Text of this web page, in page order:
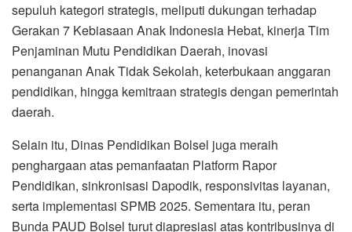
sepuluh kategori strategis, meliputi dukungan terhadap
Gerakan 7 Kebiasaan Anak Indonesia Hebat, kinerja Tim
Penjaminan Mutu Pendidikan Daerah, inovasi
penanganan Anak Tidak Sekolah, keterbukaan anggaran
pendidikan, hingga kemitraan strategis dengan pemerintah
daerah.
Selain itu, Dinas Pendidikan Bolsel juga meraih
penghargaan atas pemanfaatan Platform Rapor
Pendidikan, sinkronisasi Dapodik, responsivitas layanan,
serta implementasi SPMB 2025. Sementara itu, peran
Bunda PAUD Bolsel turut diapresiasi atas kontribusinya di